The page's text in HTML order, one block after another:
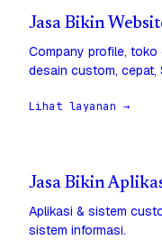
Jasa Bikin
Company profile,
desain custom, cepat,
Lihat layanan →
Jasa Bikin
Aplikasi & sistem
sistem informasi.